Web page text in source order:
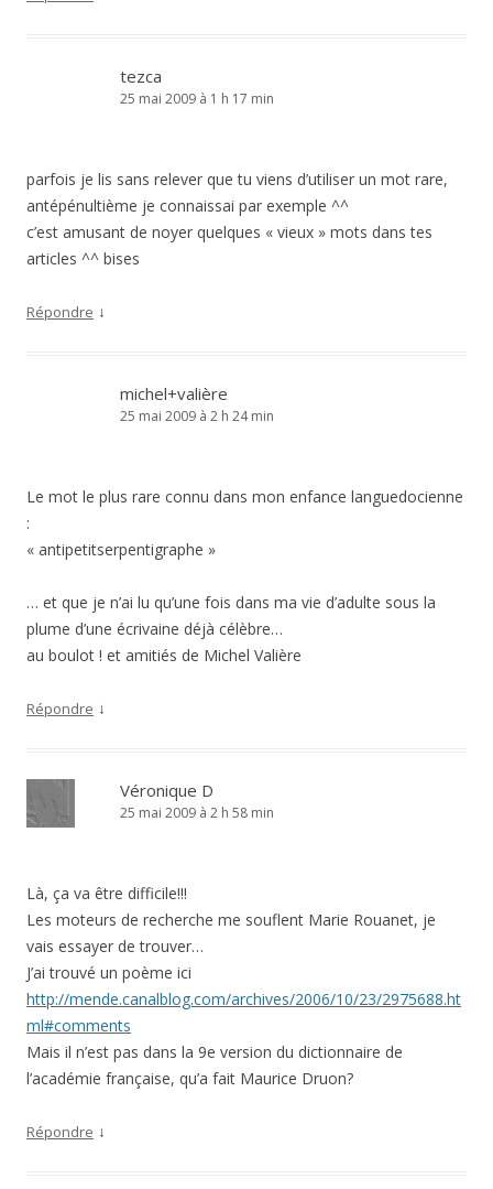
tezca
25 mai 2009 à 1 h 17 min
parfois je lis sans relever que tu viens d’utiliser un mot rare,
antépénultième je connaissai par exemple ^^
c’est amusant de noyer quelques « vieux » mots dans tes
articles ^^ bises
Répondre ↓
michel+valière
25 mai 2009 à 2 h 24 min
Le mot le plus rare connu dans mon enfance languedocienne
:
« antipetitserpentigraphe »
… et que je n’ai lu qu’une fois dans ma vie d’adulte sous la
plume d’une écrivaine déjà célèbre…
au boulot ! et amitiés de Michel Valière
Répondre ↓
Véronique D
25 mai 2009 à 2 h 58 min
Là, ça va être difficile!!!
Les moteurs de recherche me souflent Marie Rouanet, je
vais essayer de trouver…
J’ai trouvé un poème ici
http://mende.canalblog.com/archives/2006/10/23/2975688.ht
ml#comments
Mais il n’est pas dans la 9e version du dictionnaire de
l’académie française, qu’a fait Maurice Druon?
Répondre ↓